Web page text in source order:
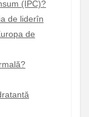
(IPC)?
de liderîn
de